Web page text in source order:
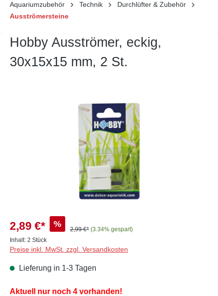
Aquariumzubehör Technik
Durchlüfter & Zubehör
Ausströmersteine
Hobby Ausströmer, eckig,
30x15x15 mm, 2 St.
Bildergalerie überspringen
2,89 €* %
2,99 €* (3.34% gespart)
Inhalt: 2 Stück
Preise inkl. MwSt. zzgl. Versandkosten
Lieferung in 1-3 Tagen
Aktuell nur noch 4 vorhanden!